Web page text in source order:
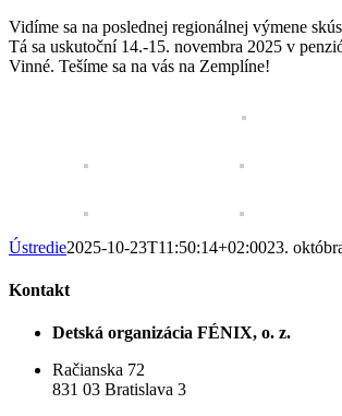
Vidíme sa na poslednej regionálnej výmene
Tá sa uskutoční 14.-15. novembra 2025 v
Vinné. Tešíme sa na vás na Zemplíne!
Ústredie2025-10-23T11:50:14+02:0023.
Kontakt
Detská organizácia FÉNIX, o. z.
Račianska 72
831 03 Bratislava 3